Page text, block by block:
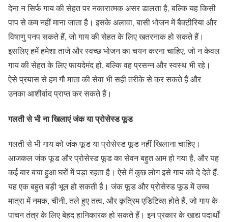
देना न सिर्फ गाय की सेहत पर नकारात्मक असर डालता है, बल्कि यह किसी
पाप से कम नहीं माना जाता है। इसके अलावा, बासी भोजन में बैक्टीरिया और
विषाणु पनप सकते हैं, जो गाय की सेहत के लिए खतरनाक हो सकते हैं।
इसलिए हमें हमेशा ताजे और स्वच्छ भोजन का चयन करना चाहिए, जो न केवल
गाय की सेहत के लिए फायदेमंद हो, बल्कि वह प्रसन्न और स्वस्थ भी रहे।
ऐसे प्रयास से हम गौ माता की सेवा भी सही तरीके से कर सकते हैं और
उनका आशीर्वाद प्राप्त कर सकते हैं।
गलती से भी ना खिलाएं जंक या प्रोसेस्ड फूड
गलती से भी गाय को जंक फूड या प्रोसेस्ड फूड नहीं खिलाना चाहिए।
आजकल जंक फूड और प्रोसेस्ड फूड का सेवन बहुत आम हो गया है, और यह
कई बार बचा हुआ घरों में पड़ा रहता है। ऐसे में कुछ लोग इसे गाय को दे देते हैं,
यह एक बहुत बड़ी भूल हो सकती है। जंक फूड और प्रोसेस्ड फूड में उच्च
मात्रा में नमक, चीनी, तले हुए तत्व, और कृत्रिम एडिटिव्स होते हैं, जो गाय के
पाचन तंत्र के लिए बेहद हानिकारक हो सकते हैं। इन प्रकार के खाद्य पदार्थों